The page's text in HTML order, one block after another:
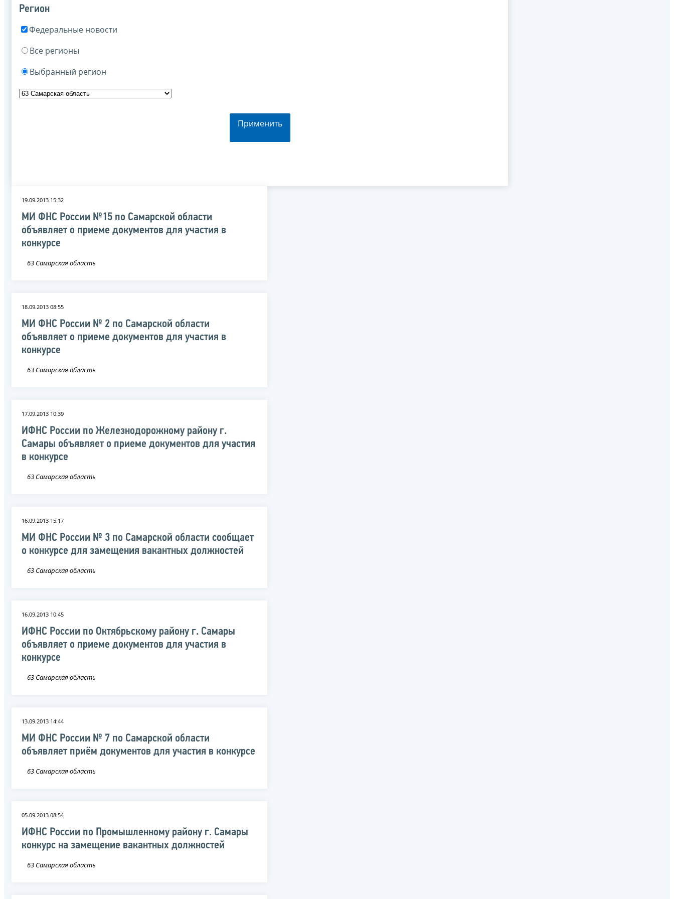
Регион
Федеральные новости
Все регионы
Выбранный регион
Применить
19.09.2013 15:32
МИ ФНС России №15 по Самарской области
объявляет о приеме документов для участия в
конкурсе
63 Самарская область
18.09.2013 08:55
МИ ФНС России № 2 по Самарской области
объявляет о приеме документов для участия в
конкурсе
63 Самарская область
17.09.2013 10:39
ИФНС России по Железнодорожному району г.
Самары объявляет о приеме документов для участия
в конкурсе
63 Самарская область
16.09.2013 15:17
МИ ФНС России № 3 по Самарской области сообщает
о конкурсе для замещения вакантных должностей
63 Самарская область
16.09.2013 10:45
ИФНС России по Октябрьскому району г. Самары
объявляет о приеме документов для участия в
конкурсе
63 Самарская область
13.09.2013 14:44
МИ ФНС России № 7 по Самарской области
объявляет приём документов для участия в конкурсе
63 Самарская область
05.09.2013 08:54
ИФНС России по Промышленному району г. Самары
конкурс на замещение вакантных должностей
63 Самарская область